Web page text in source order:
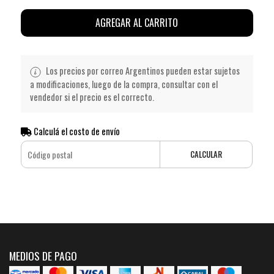
AGREGAR AL CARRITO
Los precios por correo Argentinos pueden estar sujetos
a modificaciones, luego de la compra, consultar con el
vendedor si el precio es el correcto.
Calculá el costo de envío
CALCULAR
MEDIOS DE PAGO